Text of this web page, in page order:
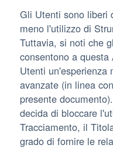
Gli Utenti sono liberi
meno l'utilizzo di
Tuttavia, si noti che
consentono a
Utenti un'esperienza
avanzate (in linea
presente
decida di bloccare
Tracciamento, il
grado di fornire le